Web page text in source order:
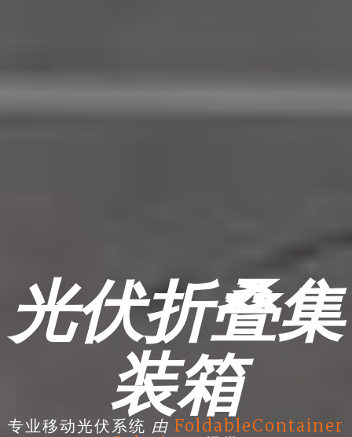
光伏折叠集
装箱
专业移动光伏系统 由 FoldableContainer